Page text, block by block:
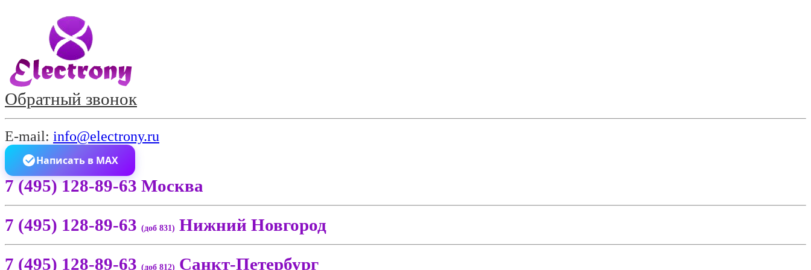
Обратный звонок
E-mail: info@electrony.ru
Написать в MAX
7 (495) 128-89-63 Москва
7 (495) 128-89-63 (доб 831) Нижний Новгород
7 (495) 128-89-63 (доб 812) Санкт-Петербург